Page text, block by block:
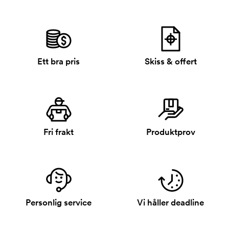
Ett bra pris Skiss & offert
Fri frakt Produktprov
Personlig service Vi håller deadline